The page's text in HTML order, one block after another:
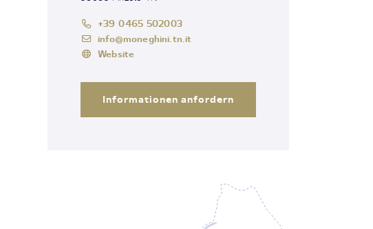
+39 0465 502003
info@moneghini.tn.it
Website
Informationen anfordern